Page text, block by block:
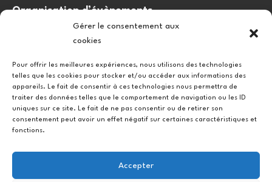
Gérer le consentement aux
cookies
Pour offrir les meilleures expériences, nous utilisons des technologies
telles que les cookies pour stocker et/ou accéder aux informations des
appareils. Le fait de consentir à ces technologies nous permettra de
traiter des données telles que le comportement de navigation ou les ID
uniques sur ce site. Le fait de ne pas consentir ou de retirer son
consentement peut avoir un effet négatif sur certaines caractéristiques et
fonctions.
Accepter
Organisation d’évènements
viedulieu@quatrequarts.coop
Politique de cookies (UE)